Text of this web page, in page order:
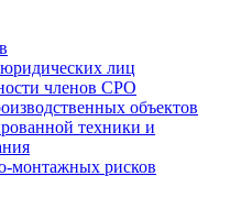
лиц
членов СРО
объектов
техники и
монтажных рисков